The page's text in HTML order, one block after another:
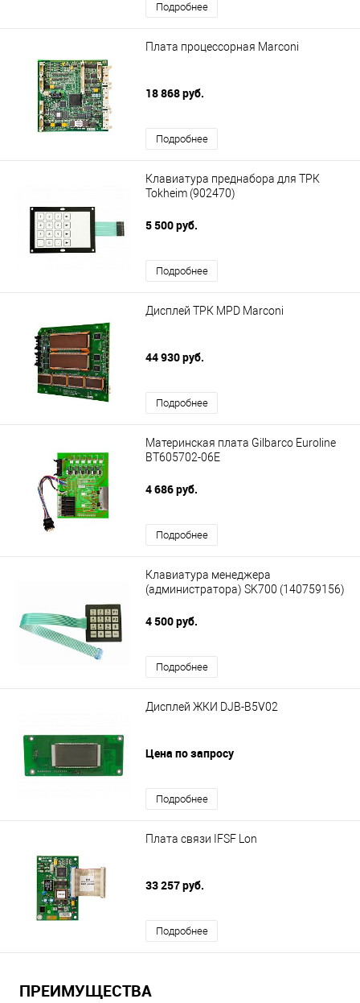
Подробнее
Плата процессорная Marconi
18 868 руб.
Подробнее
Клавиатура преднабора для ТРК
Tokheim (902470)
5 500 руб.
Подробнее
Дисплей ТРК MPD Marconi
44 930 руб.
Подробнее
Материнская плата Gilbarco Euroline
BT605702-06E
4 686 руб.
Подробнее
Клавиатура менеджера
(администратора) SK700 (140759156)
4 500 руб.
Подробнее
Дисплей ЖКИ DJB-B5V02
Цена по запросу
Подробнее
Плата связи IFSF Lon
33 257 руб.
Подробнее
ПРЕИМУЩЕСТВА